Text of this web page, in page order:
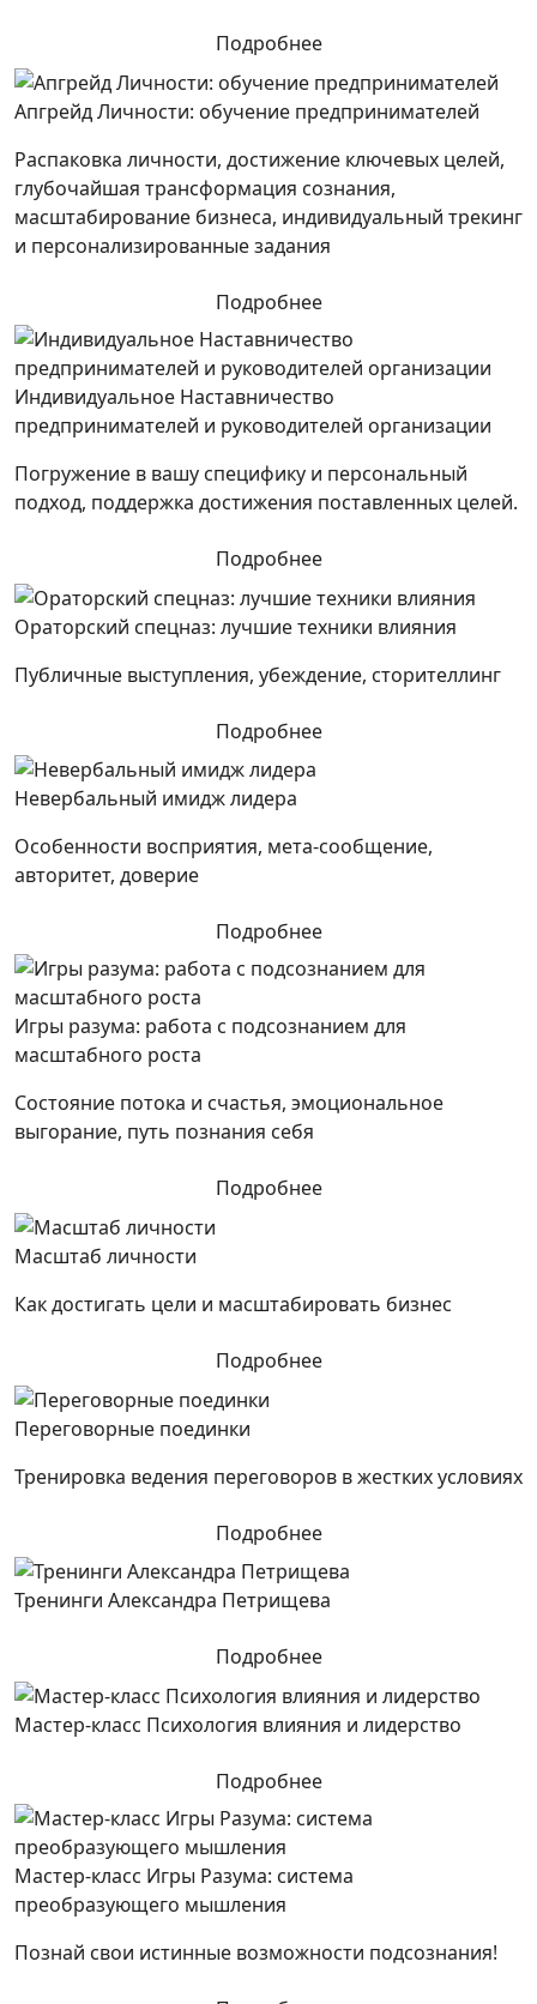
Подробнее
Апгрейд Личности: обучение предпринимателей
Распаковка личности, достижение ключевых целей,
глубочайшая трансформация сознания,
масштабирование бизнеса, индивидуальный трекинг
и персонализированные задания
Подробнее
Индивидуальное Наставничество
предпринимателей и руководителей организации
Погружение в вашу специфику и персональный
подход, поддержка достижения поставленных целей.
Подробнее
Ораторский спецназ: лучшие техники влияния
Публичные выступления, убеждение, сторителлинг
Подробнее
Невербальный имидж лидера
Особенности восприятия, мета-сообщение,
авторитет, доверие
Подробнее
Игры разума: работа с подсознанием для
масштабного роста
Состояние потока и счастья, эмоциональное
выгорание, путь познания себя
Подробнее
Масштаб личности
Как достигать цели и масштабировать бизнес
Подробнее
Переговорные поединки
Тренировка ведения переговоров в жестких условиях
Подробнее
Тренинги Александра Петрищева
Подробнее
Мастер-класс Психология влияния и лидерство
Подробнее
Мастер-класс Игры Разума: система
преобразующего мышления
Познай свои истинные возможности подсознания!